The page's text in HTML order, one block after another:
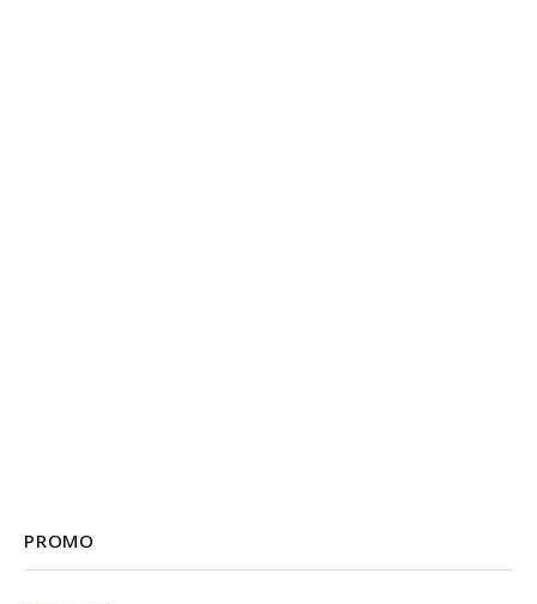
PROMO